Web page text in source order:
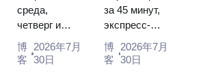
里姆林宫的
主要混淆
среда,
четверг и
суббота с
10:00 до
博
客
2026年7月
30日
坐空铁、公
交车或电车
за 45 минут,
экспресс-
автобус за
450 рублей,
博
客
2026年7月
30日